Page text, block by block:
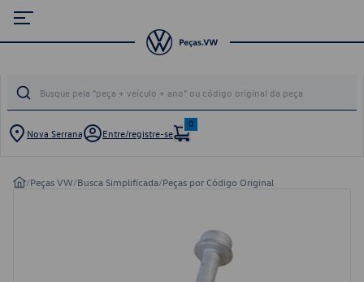
Nova Serrana Entre/registre-se
0
/Peças VW/Busca Simplificada/Peças por Código Original